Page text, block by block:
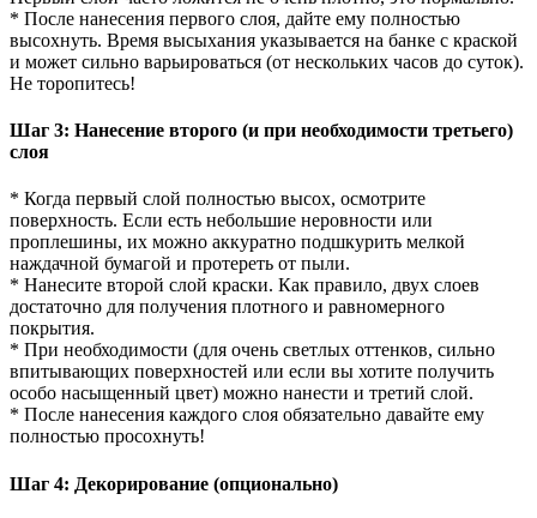
* После нанесения первого слоя, дайте ему полностью
высохнуть. Время высыхания указывается на банке с краской
и может сильно варьироваться (от нескольких часов до суток).
Не торопитесь!
Шаг 3: Нанесение второго (и при необходимости третьего)
слоя
* Когда первый слой полностью высох, осмотрите
поверхность. Если есть небольшие неровности или
проплешины, их можно аккуратно подшкурить мелкой
наждачной бумагой и протереть от пыли.
* Нанесите второй слой краски. Как правило, двух слоев
достаточно для получения плотного и равномерного
покрытия.
* При необходимости (для очень светлых оттенков, сильно
впитывающих поверхностей или если вы хотите получить
особо насыщенный цвет) можно нанести и третий слой.
* После нанесения каждого слоя обязательно давайте ему
полностью просохнуть!
Шаг 4: Декорирование (опционально)